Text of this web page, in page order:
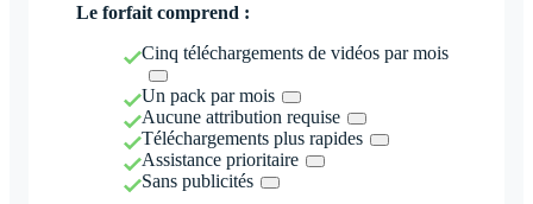
Le forfait comprend :
Cinq téléchargements de vidéos par mois
Un pack par mois
Aucune attribution requise
Téléchargements plus rapides
Assistance prioritaire
Sans publicités